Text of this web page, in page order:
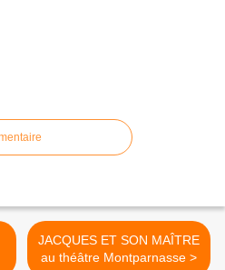
JACQUES ET SON MAÎTRE
au théâtre Montparnasse >